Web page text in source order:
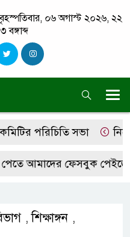
০৬ অগাস্ট ২০২৬, ২২
বঙ্গাব্দ
পরিচিতি সভা
আমাদের ফেসবুক পেইজে
,শিক্ষাঙ্গন ,